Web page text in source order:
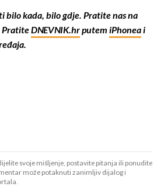
bilo kada, bilo gdje. Pratite nas na
PratiteDNEVNIK.hrputem iPhoneai
svoje mišljenje, postavite pitanja ili ponudite
može potaknuti zanimljiv dijalog i